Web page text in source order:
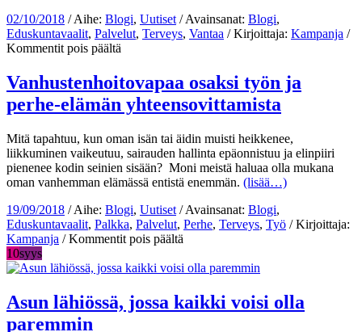
02/10/2018 / Aihe: Blogi, Uutiset / Avainsanat: Blogi,
Eduskuntavaalit, Palvelut, Terveys, Vantaa / Kirjoittaja: Kampanja /
Kommentit pois päältä
uudistus
aiheuttaa
inhimillistä
Vanhustenhoitovapaa osaksi työn ja
perhe-elämän yhteensovittamista
Mitä tapahtuu, kun oman isän tai äidin muisti heikkenee,
liikkuminen vaikeutuu, sairauden hallinta epäonnistuu ja elinpiiri
pienenee kodin seinien sisään? Moni meistä haluaa olla mukana
oman vanhemman elämässä entistä enemmän. (lisää…)
19/09/2018 / Aihe: Blogi, Uutiset / Avainsanat: Blogi,
Eduskuntavaalit, Palkka, Palvelut, Perhe, Terveys, Työ / Kirjoittaja:
Kampanja /Kommentit pois päältä
osaksi
perhe-
10syys
Asun lähiössä, jossa kaikki voisi olla
paremmin